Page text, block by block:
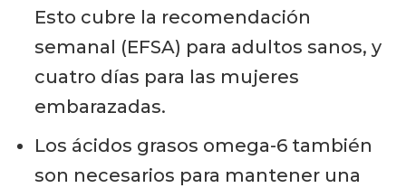
Esto cubre la recomendación
semanal (EFSA) para adultos sanos, y
cuatro días para las mujeres
embarazadas.
Los ácidos grasos omega-6 también
son necesarios para mantener una